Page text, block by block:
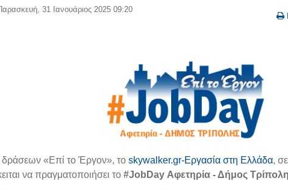
31 Ιανουάριος 2025 09:20
δράσεων «Επί το Έργον», το skywalker.gr-Εργασία στη Ελλάδα,
να πραγματοποιήσει το #JobDay Αφετηρία - Δήμος